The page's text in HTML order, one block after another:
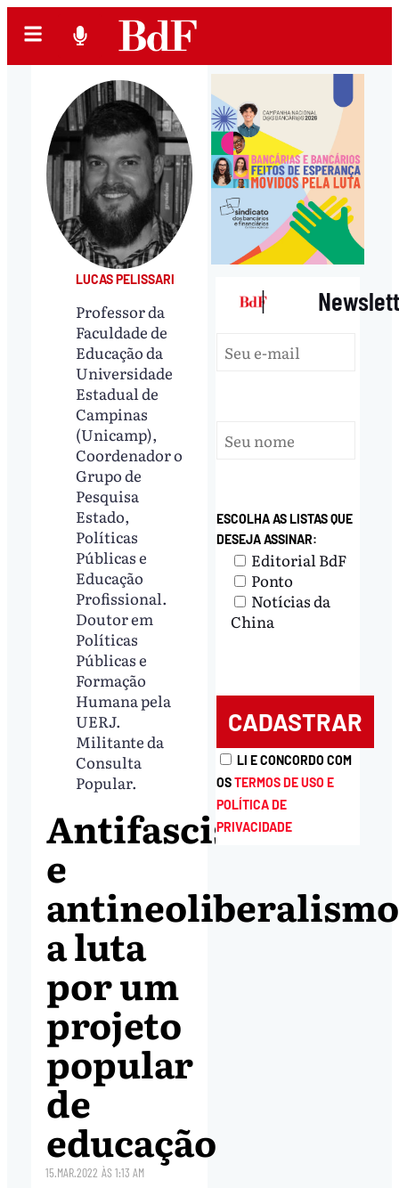
LUCAS PELISSARI
Professor da
Faculdade de
Educação da
Universidade
Estadual de
Campinas
(Unicamp),
Coordenador o
Grupo de
Pesquisa
Estado,
Políticas
Públicas e
Educação
Profissional.
Doutor em
Políticas
Públicas e
Formação
Humana pela
UERJ.
Militante da
Consulta
Popular.
Antifascismo
e
a luta
por um
projeto
popular
de
educação
15.MAR.2022 ÀS1:13 AM
|
ESCOLHA AS LISTAS QUE
DESEJA ASSINAR:
Editorial BdF
Ponto
Notícias da
China
LI E CONCORDO COM
OSTERMOS DE USO E
POLÍTICA DE
PRIVACIDADE